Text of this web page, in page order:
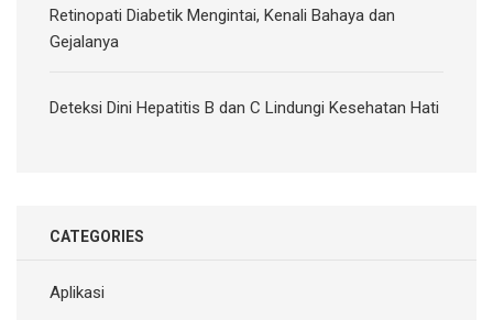
Retinopati Diabetik Mengintai, Kenali Bahaya dan
Gejalanya
Deteksi Dini Hepatitis B dan C Lindungi Kesehatan Hati
CATEGORIES
Aplikasi